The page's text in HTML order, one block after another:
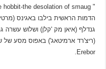
הדמות הראשית בילבו באגינס
גנדלף (איאן מק 'קלן) ושלוש עשרה
(ריצ'רד ארמיטאג') באפוס מסע
Erebor.